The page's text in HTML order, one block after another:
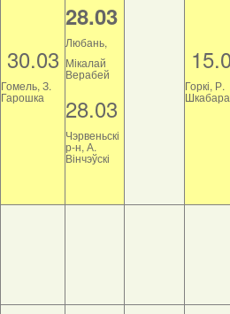
30.03
Гомель, З.
Гарошка
28.03
Любань,
Мікалай
Верабей
28.03
Чэрвеньскі
р-н, А.
Вінчэўскі
Горкі, Р.
Шкабара